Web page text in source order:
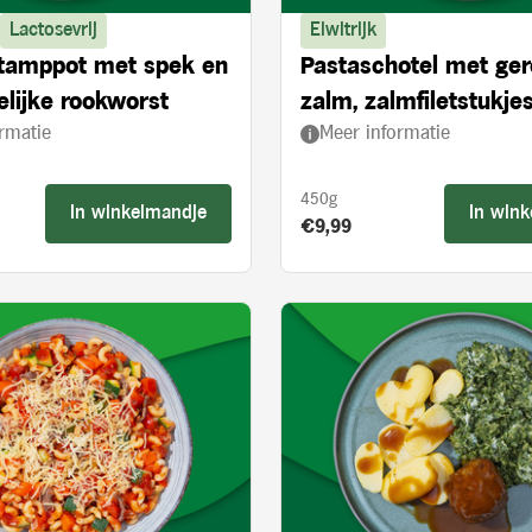
Lactosevrij
met spek en
rookworst
In winkelmandje
Eiwitrijk
Pastaschotel met
zalm,
en spinazie
Meer informatie
450g
Product prijs:
€9,99
In